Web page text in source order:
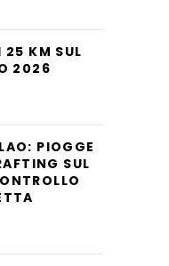
25 KM SUL
2026
PIOGGE
SUL